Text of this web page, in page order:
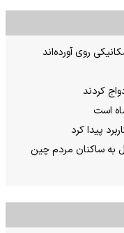
روی آورده‌اند
کردند
است
پیدا کرد